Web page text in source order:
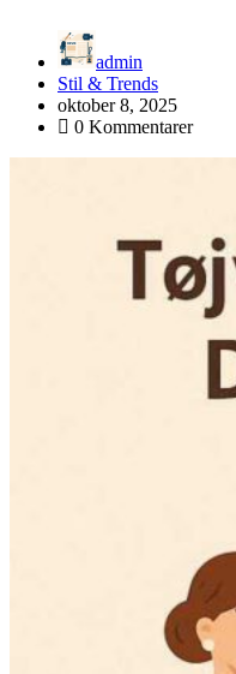
admin
Stil & Trends
oktober 8, 2025
0 Kommentarer